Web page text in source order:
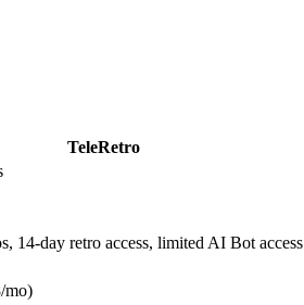
TeleRetro
14-day retro access, limited AI Bot access
mo)